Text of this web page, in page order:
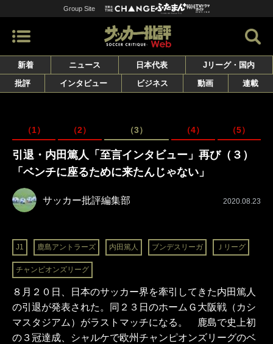
Group Site
新着 ニュース 日本代表
Jリーグ・国内
批評
インタビュー ビジネス 動画 連載
（1） （2） （3） （4） （5）
引退・内田篤人「至言インタビュー」再び（３）
「ベンチに座るために来たんじゃない」
サッカー批評編集部 2020.08.23
J1 鹿島アントラーズ 内田篤人 ブンデスリーガ Ｊリーグ
チャンピオンズリーグ
８月２０日、日本のサッカー界を牽引してきた内田篤人
の引退が発表された。同２３日のホームＧ大阪戦（カシ
マスタジアム）がラストマッチになる。 鹿島で史上初
の３冠達成、シャルケで欧州チャンピオンズリーグのベ